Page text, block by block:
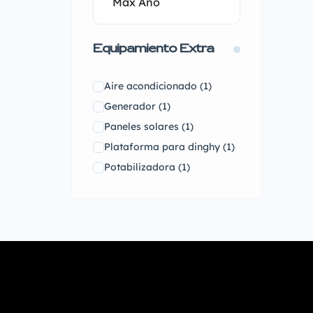
Squalt Marine(0)
Swan(0)
Wauquiez(0)
Equipamiento Extra
Aire acondicionado (1)
Generador (1)
Paneles solares (1)
Plataforma para dinghy (1)
Potabilizadora (1)